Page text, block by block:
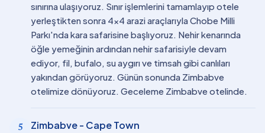
sınırına ulaşıyoruz. Sınır işlemlerini tamamlayıp otele
yerleştikten sonra 4x4 arazi araçlarıyla Chobe Milli
Parkı'nda kara safarisine başlıyoruz. Nehir kenarında
öğle yemeğinin ardından nehir safarisiyle devam
ediyor, fil, bufalo, su aygırı ve timsah gibi canlıları
yakından görüyoruz. Günün sonunda Zimbabve
otelimize dönüyoruz. Geceleme Zimbabve otelinde.
5 Zimbabve - Cape Town